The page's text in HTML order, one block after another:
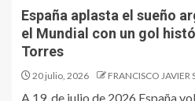
España aplasta el sueño
el Mundial con un gol
Torres
20 julio, 2026 FRANCISCO JAVIER
A 19 de julio de 2026 España